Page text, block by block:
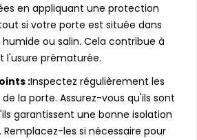
en appliquant une protection
si votre porte est située dans
ou salin. Cela contribue à
l'usure prématurée.
:Inspectez régulièrement les
la porte. Assurez-vous qu'ils sont
garantissent une bonne isolation
les si nécessaire pour